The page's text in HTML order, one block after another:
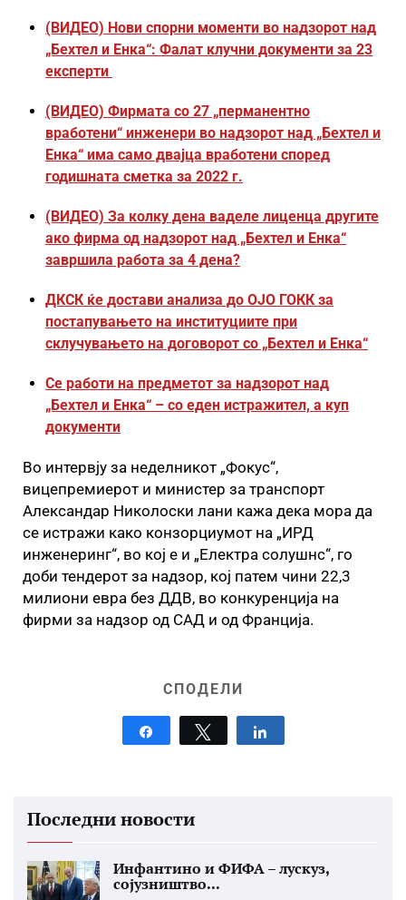
(ВИДЕО) Нови спорни моменти во надзорот над
„Бехтел и Енка“: Фалат клучни документи за 23
експерти
(ВИДЕО) Фирмата со 27 „перманентно
вработени“ инженери во надзорот над „Бехтел и
Енка“ има само двајца вработени според
годишната сметка за 2022 г.
(ВИДЕО) За колку дена ваделе лиценца другите
ако фирма од надзорот над „Бехтел и Енка“
завршила работа за 4 дена?
ДКСК ќе достави анализа до ОЈО ГОКК за
постапувањето на институциите при
склучувањето на договорот со „Бехтел и Енка“
Се работи на предметот за надзорот над
„Бехтел и Енка“ – со еден истражител, а куп
документи
Во интервју за неделникот „Фокус“,
вицепремиерот и министер за транспорт
Александар Николоски лани кажа дека мора да
се истражи како конзорциумот на „ИРД
инженеринг“, во кој е и „Електра солушнс“, го
доби тендерот за надзор, кој патем чини 22,3
милиони евра без ДДВ, во конкуренција на
фирми за надзор од САД и од Франција.
СПОДЕЛИ
Share Tweet
Последни новости
Инфантино и ФИФА – лускуз,
сојузништво...